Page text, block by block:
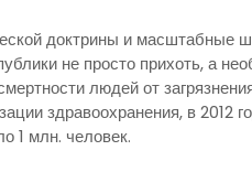
доктрины и масштабные
не просто прихоть, а
людей от
здравоохранения, в 2012
1 млн. человек.